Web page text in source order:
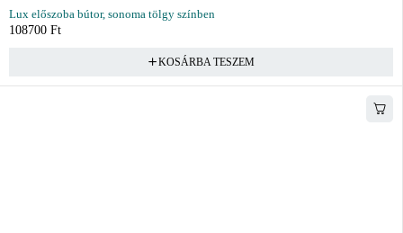
Lux előszoba bútor, sonoma tölgy színben
108700 Ft
KOSÁRBA TESZEM